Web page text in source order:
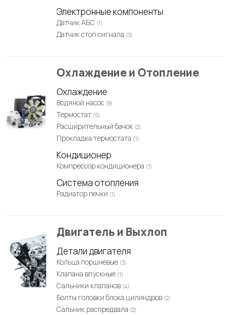
Электронные компоненты
Датчик АБС (1)
Датчик стоп сигнала (3)
Охлаждение и Отопление
Охлаждение
Водяной насос (9)
Термостат (5)
Расширительный бачок (2)
Прокладка термостата (1)
Кондиционер
Компрессор кондиционера (1)
Система отопления
Радиатор печки (1)
Двигатель и Выхлоп
Детали двигателя
Кольца поршневые (3)
Клапана впускные (1)
Сальники клапанов (4)
Болты головки блока цилиндров (2)
Сальник распредвала (2)